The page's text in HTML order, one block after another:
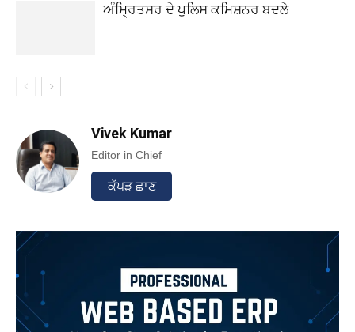
ਅੰਮ੍ਰਿਤਸਰ ਦੇ ਪੁਲਿਸ ਕਮਿਸ਼ਨਰ ਬਦਲੇ
Vivek Kumar
Editor in Chief
ਕੱਪੜ ਛਾਣ